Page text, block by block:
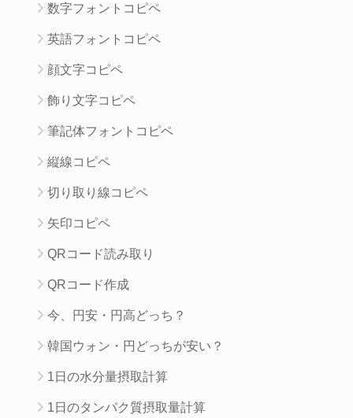
数字フォントコピペ
英語フォントコピペ
顔文字コピペ
飾り文字コピペ
筆記体フォントコピペ
縦線コピペ
切り取り線コピペ
矢印コピペ
QRコード読み取り
QRコード作成
今、円安・円高どっち？
韓国ウォン・円どっちが安い？
1日の水分量摂取計算
1日のタンパク質摂取量計算